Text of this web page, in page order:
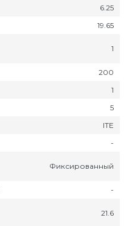
6.25
19.65
1
200
1
5
ITE
-
Фиксированный
-
21.6